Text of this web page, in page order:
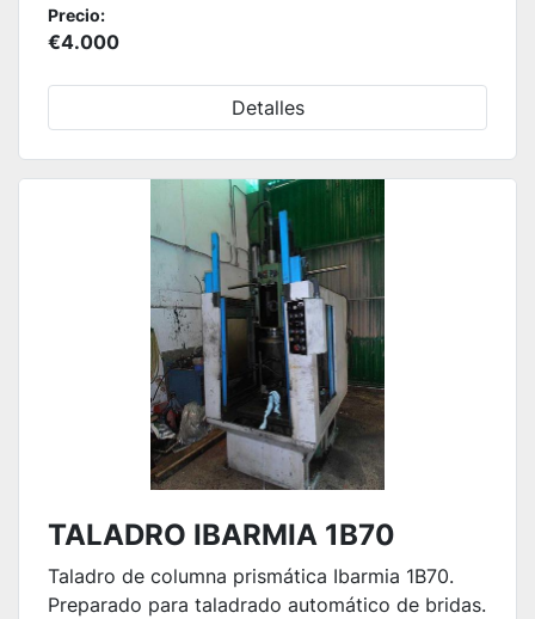
Precio:
€4.000
Detalles
TALADRO IBARMIA 1B70
Taladro de columna prismática Ibarmia 1B70.
Preparado para taladrado automático de bridas.